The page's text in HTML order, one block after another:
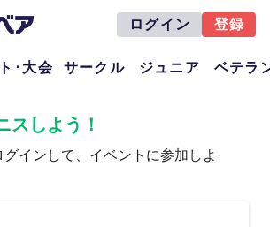
ログイン 登録
･大会 サークル ジュニア ベテラ
スしよう！
インして、イベントに参加しよ